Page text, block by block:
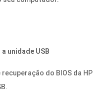
unidade USB
do BIOS da HP